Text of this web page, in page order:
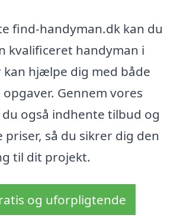
find-handyman.dk kan du
kvalificeret handyman i
kan hjælpe dig med både
Gennem vores
også indhente tilbud og
priser, så du sikrer dig den
til dit projekt.
og uforpligtende